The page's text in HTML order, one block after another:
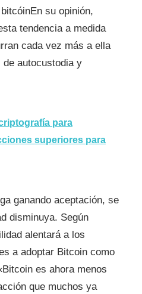
bitcóinEn su opinión,
tendencia a medida
cada vez más a ella
autocustodia y
para
superiores para
ganando aceptación, se
disminuya. Según
alentará a los
a adoptar Bitcoin como
es ahora menos
que muchos ya